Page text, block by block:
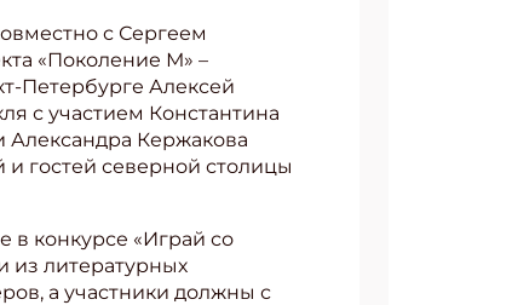
с Сергеем
«Поколение М» –
Петербурге Алексей
с участием Константина
Александра Кержакова
гостей северной столицы
в конкурсе «Играй со
из литературных
а участники должны с